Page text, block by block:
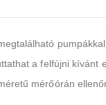
a felfújni kívánt
mérőórán